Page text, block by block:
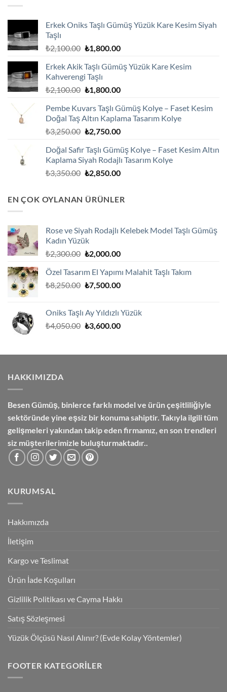
Erkek Oniks Taşlı Gümüş Yüzük Kare Kesim Siyah
Taşlı
₺2,100.00 Orijinal
₺2,100.00.
₺1,800.00Şu
fiyat:
Erkek Akik Taşlı Gümüş Yüzük Kare Kesim
Kahverengi Taşlı
₺2,100.00 Orijinal
₺2,100.00.
₺1,800.00Şu
fiyat:
₺1,800.00.
Pembe Kuvars Taşlı Gümüş Kolye – Faset Kesim
Doğal Taş Altın Kaplama Tasarım Kolye
₺3,250.00 Orijinal
₺3,250.00.
₺2,750.00Şu
fiyat:
₺2,750.00.
Doğal Safir Taşlı Gümüş Kolye – Faset Kesim Altın
Kaplama Siyah Rodajlı Tasarım Kolye
₺3,350.00 Orijinal
₺3,350.00.
₺2,850.00Şu
₺2,850.00.
EN ÇOK OYLANAN ÜRÜNLER
Rose ve Siyah Rodajlı Kelebek Model Taşlı Gümüş
Kadın Yüzük
₺2,300.00 Orijinal
₺2,300.00.
₺2,000.00Şu
fiyat:
₺2,000.00.
Özel Tasarım El Yapımı Malahit Taşlı Takım
₺8,250.00 Orijinal
₺7,500.00Şu
₺7,500.00.
Oniks Taşlı Ay Yıldızlı Yüzük
₺4,050.00 Orijinal
₺3,600.00Şu
₺3,600.00.
HAKKIMIZDA
Besen Gümüş, binlerce farklı model ve ürün çeşitliliğiyle
sektöründe yine eşsiz bir konuma sahiptir. Takıyla ilgili tüm
gelişmeleri yakından takip eden firmamız, en son trendleri
siz müşterilerimizle buluşturmaktadır..
KURUMSAL
Hakkımızda
İletişim
Kargo ve Teslimat
Ürün İade Koşulları
Gizlilik Politikası ve Cayma Hakkı
Satış Sözleşmesi
Yüzük Ölçüsü Nasıl Alınır? (Evde Kolay Yöntemler)
FOOTER KATEGORILER